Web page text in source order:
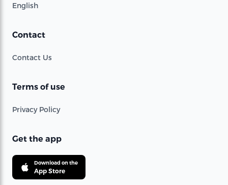
English
Contact
Contact Us
Terms of use
Privacy Policy
Get the app
Download on the
App Store